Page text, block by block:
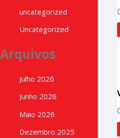
uncategorized
Uncategorized
Arquivos
Julho 2026
Junho 2026
Maio 2026
Dezembro 2025